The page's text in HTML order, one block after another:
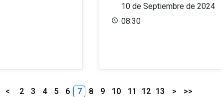
10 de Septiembre de 2024
08:30
< 2 3 4 5 6 7 8 9 10 11 12 13 > >>